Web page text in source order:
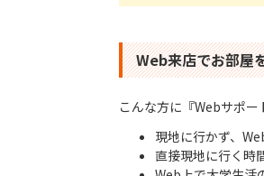
Web来店でお部屋
こんな方に『Webサポ
現地に行かず、
直接現地に行く時